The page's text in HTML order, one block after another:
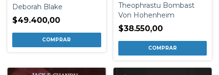
Deborah Blake
$49.400,00
Theophrastu Bombast
Von Hohenheim
$38.550,00